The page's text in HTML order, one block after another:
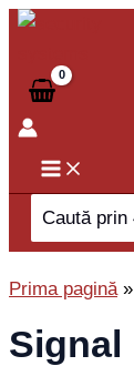
Skip
content
Search
for:
Prima pagină»
Signal